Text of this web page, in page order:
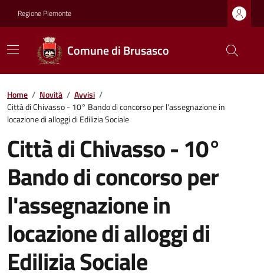
Regione Piemonte
Comune di Brusasco
Home / Novità / Avvisi /
Città di Chivasso - 10° Bando di concorso per l'assegnazione in
locazione di alloggi di Edilizia Sociale
Città di Chivasso - 10°
Bando di concorso per
l'assegnazione in
locazione di alloggi di
Edilizia Sociale